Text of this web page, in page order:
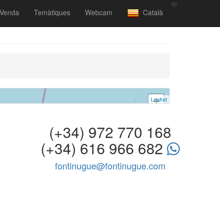
Venda Temàtiques Webcam Català
+
Leaflet
(+34) 972 770 168
(+34) 616 966 682
fontinugue@fontinugue.com